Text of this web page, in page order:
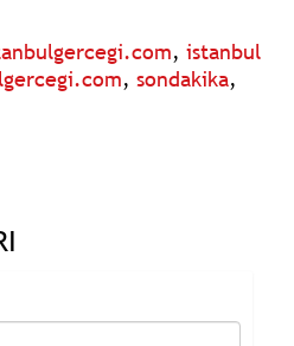
, istanbul
, sondakika,